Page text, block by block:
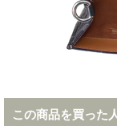
この商品を買った